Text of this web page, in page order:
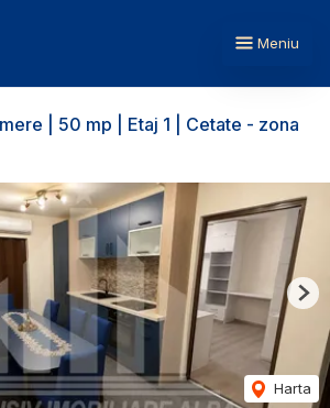
Meniu
| 50 mp | Etaj 1 | Cetate - zona
Harta